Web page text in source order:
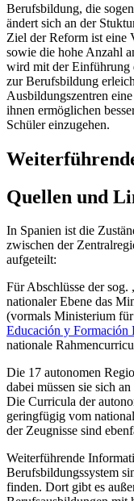
Berufsbildung, die
ändert sich an der
Ziel der Reform ist eine
sowie die hohe Anzahl
wird mit der Einführung
zur Berufsbildung
Ausbildungszentren
ihnen ermöglichen
Schüler einzugehen.
Quellen und
In Spanien ist die
zwischen der
aufgeteilt:
Für Abschlüsse der sog.
nationaler Ebene das
(vormals Ministerium
Educación y Formación
nationale
Die 17 autonomen
dabei müssen sie sich
Die Curricula der
geringfügig vom
der Zeugnisse sind
Weiterführende
Berufsbildungssystem
finden. Dort gibt es